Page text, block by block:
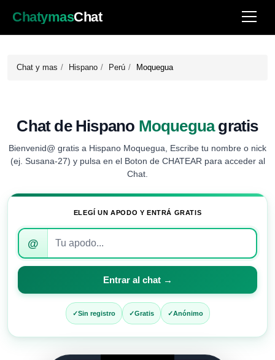
ChatymasChat
Chat y mas Hispano Perú Moquegua
Chat de Hispano Moqueguagratis
Bienvenid@ gratis a Hispano Moquegua, Escribe tu nombre o nick
(ej. Susana-27) y pulsa en el Boton de CHATEAR para acceder al
Chat.
ELEGÍ UN APODO Y ENTRÁ GRATIS
Introduce
apodo
para
entrar
@
Entrar al chat →
Sin registro Gratis Anónimo